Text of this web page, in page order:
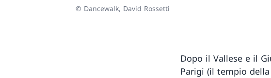
© Dancewalk, David Rossetti
Dopo il Vallese e il
Parigi (il tempio